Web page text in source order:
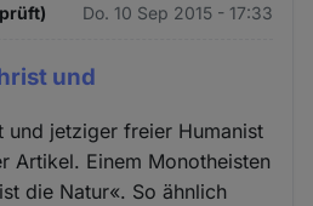
Do. 10 Sep 2015 - 17:33
und
und jetziger freier Humanist
Artikel. Einem Monotheisten
die Natur«. So ähnlich